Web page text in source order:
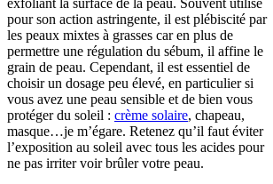
pour son action astringente, il est plébiscité par
les peaux mixtes à grasses car en plus de
permettre une régulation du sébum, il affine le
grain de peau. Cependant, il est essentiel de
choisir un dosage peu élevé, en particulier si
vous avez une peau sensible et de bien vous
protéger du soleil : crème solaire, chapeau,
masque…je m’égare. Retenez qu’il faut éviter
l’exposition au soleil avec tous les acides pour
ne pas irriter voir brûler votre peau.